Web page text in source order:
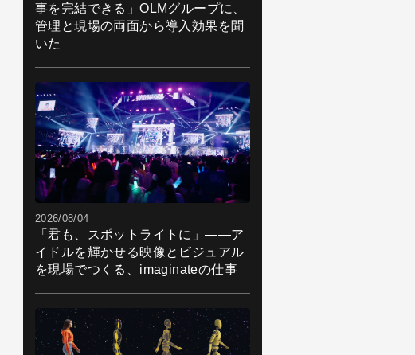
事を完結できる」OLMグループに、
管理と現場の両面から導入効果を聞
いた
2026/08/04
「君も、スポットライトに」――ア
イドルを輝かせる映像とビジュアル
を現場でつくる、imaginateの仕事